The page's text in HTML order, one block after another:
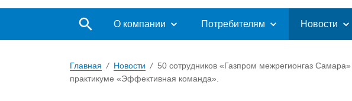
О компании Потребителям Новости
Главная / Новости / 50 сотрудников «Газпром межрегионгаз
практикуме «Эффективная команда».